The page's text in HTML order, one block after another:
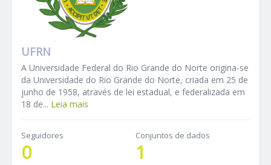
UFRN
A Universidade Federal do Rio Grande do Norte origina-se
da Universidade do Rio Grande do Norte, criada em 25 de
junho de 1958, através de lei estadual, e federalizada em
18 de... Leia mais
Seguidores
0
Conjuntos de dados
1